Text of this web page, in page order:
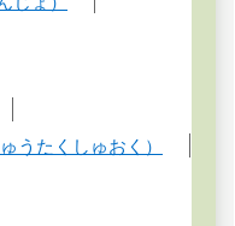
うたくしゅおく）